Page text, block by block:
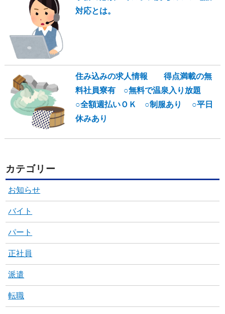
対応とは。
住み込みの求人情報 得点満載の無
料社員寮有 ○無料で温泉入り放題
○全額週払いＯＫ ○制服あり ○平日
休みあり
カテゴリー
お知らせ
バイト
パート
正社員
派遣
転職